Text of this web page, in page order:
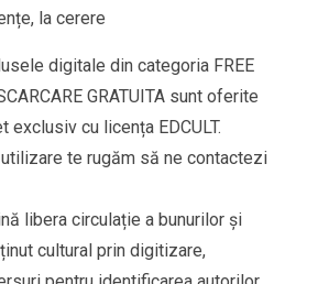
la cerere
digitale din categoria FREE
GRATUITA sunt oferite
exclusiv cu licența EDCULT.
te rugăm să ne contactezi
libera circulație a bunurilor și
cultural prin digitizare,